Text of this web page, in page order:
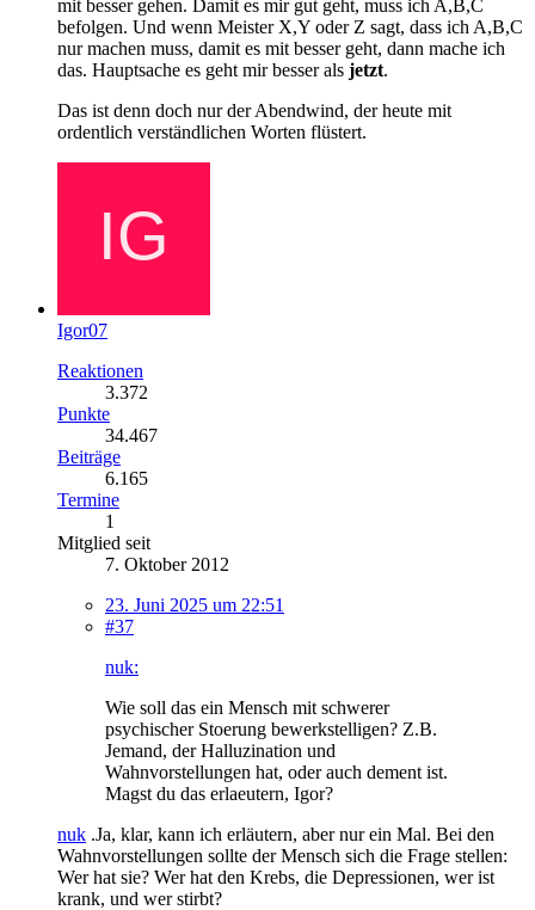
mit besser gehen. Damit es mir gut geht, muss ich A,B,C
befolgen. Und wenn Meister X,Y oder Z sagt, dass ich A,B,C
nur machen muss, damit es mit besser geht, dann mache ich
das. Hauptsache es geht mir besser als jetzt.
Das ist denn doch nur der Abendwind, der heute mit
ordentlich verständlichen Worten flüstert.
Igor07
Reaktionen
3.372
Punkte
34.467
Beiträge
6.165
Termine
1
Mitglied seit
7. Oktober 2012
23. Juni 2025 um 22:51
#37
nuk:
Wie soll das ein Mensch mit schwerer
psychischer Stoerung bewerkstelligen? Z.B.
Jemand, der Halluzination und
Wahnvorstellungen hat, oder auch dement ist.
Magst du das erlaeutern, Igor?
nuk .Ja, klar, kann ich erläutern, aber nur ein Mal. Bei den
Wahnvorstellungen sollte der Mensch sich die Frage stellen:
Wer hat sie? Wer hat den Krebs, die Depressionen, wer ist
krank, und wer stirbt?